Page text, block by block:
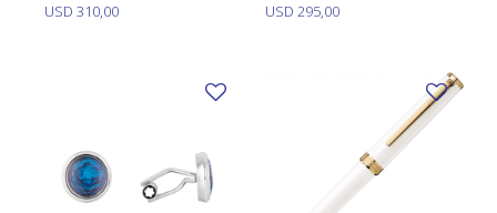
USD 310,00 USD 295,00